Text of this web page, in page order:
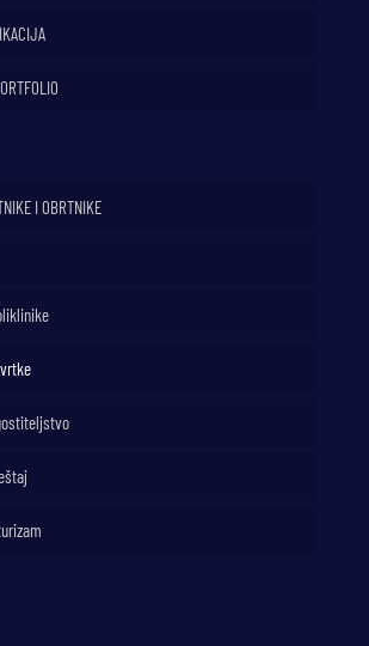
I OBRTNIKE